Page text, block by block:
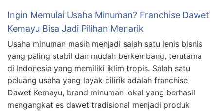
Ingin Memulai Usaha Minuman? Franchise Dawet
Kemayu Bisa Jadi Pilihan Menarik
Usaha minuman masih menjadi salah satu jenis bisnis
yang paling stabil dan mudah berkembang, terutama
di Indonesia yang memiliki iklim tropis. Salah satu
peluang usaha yang layak dilirik adalah franchise
Dawet Kemayu, brand minuman lokal yang berhasil
mengangkat es dawet tradisional menjadi produk